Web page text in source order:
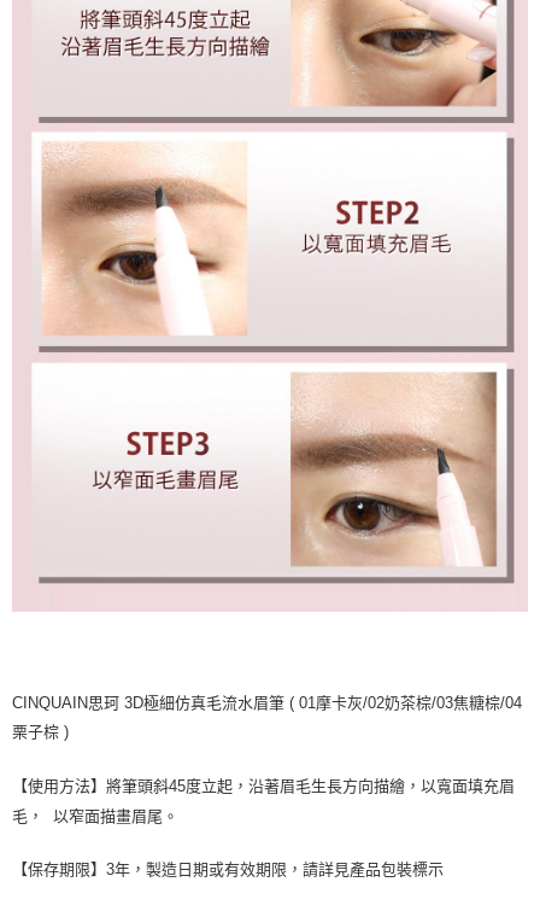
CINQUAIN思珂 3D極細仿真毛流水眉筆 ( 01摩卡灰/02奶茶棕/03焦糖棕/04
栗子棕 )
【使用方法】將筆頭斜45度立起，沿著眉毛生長方向描繪，以寬面填充眉
毛， 以窄面描畫眉尾。
【保存期限】3年，製造日期或有效期限，請詳見產品包裝標示